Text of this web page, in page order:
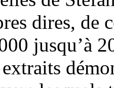
dires, de
jusqu’à